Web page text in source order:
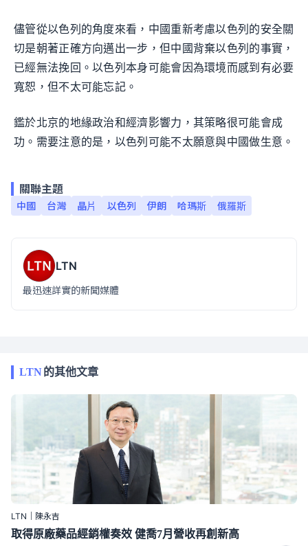
儘管從以色列的角度來看，中國重新考慮以色列的安全關
切是朝著正確方向邁出一步，但中國背棄以色列的事實，
已經無法挽回。以色列本身可能會因為環境而感到有必要
寬恕，但不太可能忘記。
鑑於北京的地緣政治和經濟影響力，其策略很可能會成
功。需要注意的是，以色列可能不太願意與中國做生意。
關聯主題
中國 台灣 晶片 以色列 伊朗 哈瑪斯 俄羅斯
LTN
最迅速詳實的新聞媒體
LTN的其他文章
LTN｜陳永吉
取得原廠藥品經銷權奏效 健喬7月營收再創新高